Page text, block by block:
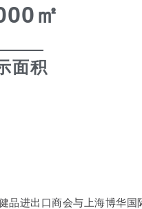
㎡
面积
品进出口商会与上海博华